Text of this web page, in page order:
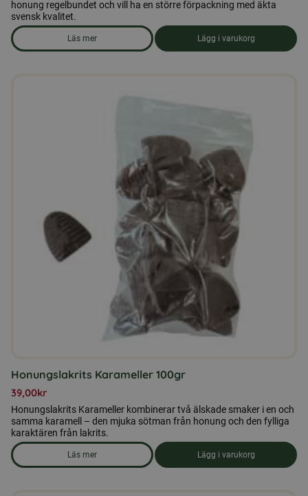
honung regelbundet och vill ha en större förpackning med äkta
svensk kvalitet.
Läs mer
om produkten Honung 3 kg.
Lägg i varukorg
Honungslakrits Karameller 100gr
39,00kr
Honungslakrits Karameller kombinerar två älskade smaker i en och
samma karamell – den mjuka sötman från honung och den fylliga
karaktären från lakrits.
Läs mer
om produkten Honungslakrits Karameller 100gr
Lägg i varukorg